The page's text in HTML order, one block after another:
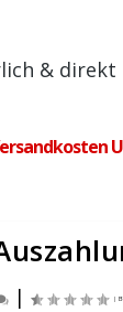
& direkt
|